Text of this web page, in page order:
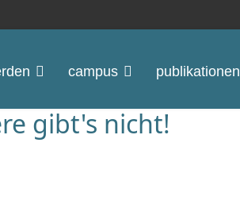
campus publikationen
gibt's nicht!